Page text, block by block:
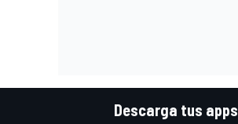
Descarga tus apps